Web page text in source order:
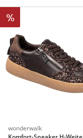
%
wonderwalk